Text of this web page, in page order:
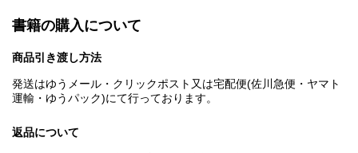
書籍の購入について
商品引き渡し方法
発送はゆうメール・クリックポスト又は宅配便(佐川急便・ヤマト
運輸・ゆうパック)にて行っております。
返品について